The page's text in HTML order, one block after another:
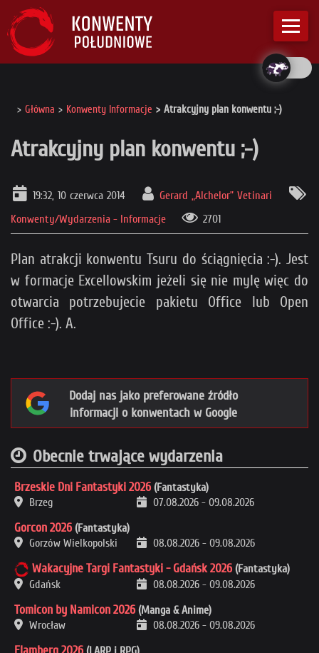
Główna Konwenty Informacje Atrakcyjny plan konwentu ;-)
Atrakcyjny plan konwentu ;-)
19:32, 10 czerwca 2014
Gerard „Alchelor” Vetinari
Konwenty/Wydarzenia - Informacje
2701
Plan atrakcji konwentu Tsuru do ściągnięcia :-). Jest
w formacje Excellowskim jeżeli się nie mylę więc do
otwarcia potrzebujecie pakietu Office lub Open
Office :-). A.
Dodaj nas jako preferowane źródło
informacji o konwentach w Google
Obecnie trwające wydarzenia
Brzeskie Dni Fantastyki 2026 (Fantastyka)
Brzeg
07.08.2026 - 09.08.2026
Gorcon 2026 (Fantastyka)
Gorzów Wielkopolski
08.08.2026 - 09.08.2026
Wakacyjne Targi Fantastyki - Gdańsk 2026 (Fantastyka)
Gdańsk
08.08.2026 - 09.08.2026
Tomicon by Namicon 2026 (Manga & Anime)
Wrocław
08.08.2026 - 09.08.2026